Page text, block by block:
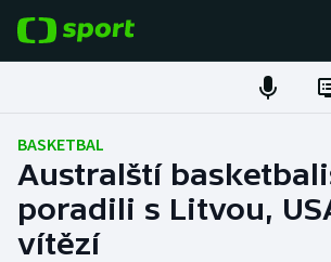
Fotbal
Hokej
Tenis
BASKETBAL
Australští
poradili s Litvou,
vítězí